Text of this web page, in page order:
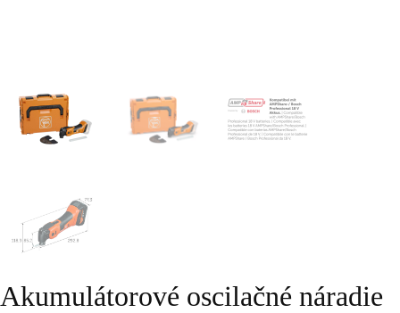
Akumulátorové oscilačné náradie